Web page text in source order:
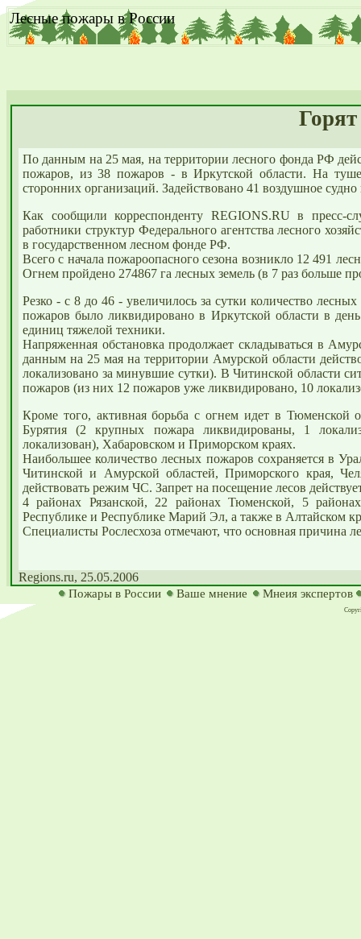
Лесные пожары в России
По данным на 25 мая, на территории лесного фонда РФ
пожаров, из 38 пожаров - в Иркутской области. На
сторонних организаций. Задействовано 41 воздушное
Как сообщили корреспонденту REGIONS.RU в пресс-
работники структур Федерального агентства лесного
в государственном лесном фонде РФ.
Всего с начала пожароопасного сезона возникло 12 491
Огнем пройдено 274867 га лесных земель (в 7 раз больше
Резко - с 8 до 46 - увеличилось за сутки количество
пожаров было ликвидировано в Иркутской области в
единиц тяжелой техники.
Напряженная обстановка продолжает складываться в
данным на 25 мая на территории Амурской области
локализовано за минувшие сутки). В Читинской области
пожаров (из них 12 пожаров уже ликвидировано, 10
Кроме того, активная борьба с огнем идет в Тюменской
Бурятия (2 крупных пожара ликвидированы, 1
локализован), Хабаровском и Приморском краях.
Наибольшее количество лесных пожаров сохраняется в
Читинской и Амурской областей, Приморского края,
действовать режим ЧС. Запрет на посещение лесов
4 районах Рязанской, 22 районах Тюменской, 5
Республике и Республике Марий Эл, а также в Алтайском
Специалисты Рослесхоза отмечают, что основная причина
Regions.ru, 25.05.2006
Пожары в России Ваше мнение Мнеия экспертов